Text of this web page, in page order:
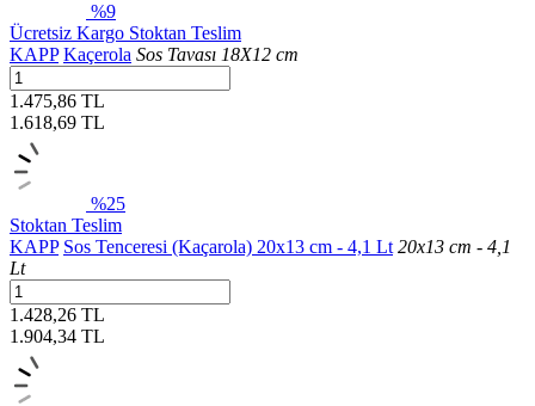
%9
Ücretsiz Kargo Stoktan Teslim
KAPP Kaçerola Sos Tavası 18X12 cm
1.475,86 TL
1.618,69 TL
%25
Stoktan Teslim
KAPP Sos Tenceresi (Kaçarola) 20x13 cm - 4,1 Lt 20x13 cm - 4,1
Lt
1.428,26 TL
1.904,34 TL